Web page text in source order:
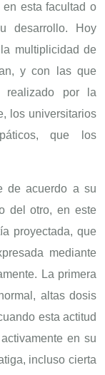
esta facultad o
desarrollo. Hoy
multiplicidad de
y con las que
realizado por la
los universitarios
que los
de acuerdo a su
del otro, en este
proyectada, que
mediante
La primera
altas dosis
esta actitud
en su
incluso cierta